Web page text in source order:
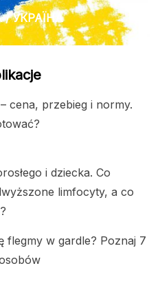
/ УКРАЇНА
cena, przebieg i normy.
i dziecka. Co
limfocyty, a co
flegmy w gardle? Poznaj 7